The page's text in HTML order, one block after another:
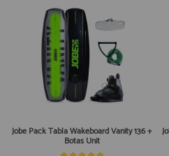
Jobe Pack Tabla Wakeboard Vanity 136 +
Botas Unit